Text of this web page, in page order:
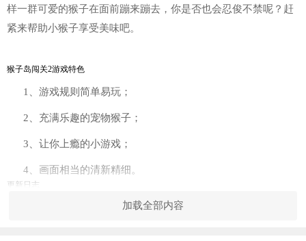
样一群可爱的猴子在面前蹦来蹦去，你是否也会忍俊不禁呢？赶
紧来帮助小猴子享受美味吧。
猴子岛闯关2游戏特色
1、游戏规则简单易玩；
2、充满乐趣的宠物猴子；
3、让你上瘾的小游戏；
4、画面相当的清新精细。
更新日志
优化体验，增强稳定性。加载全部内容